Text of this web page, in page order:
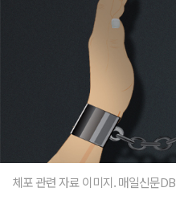
체포 관련 자료 이미지. 매일신문DB